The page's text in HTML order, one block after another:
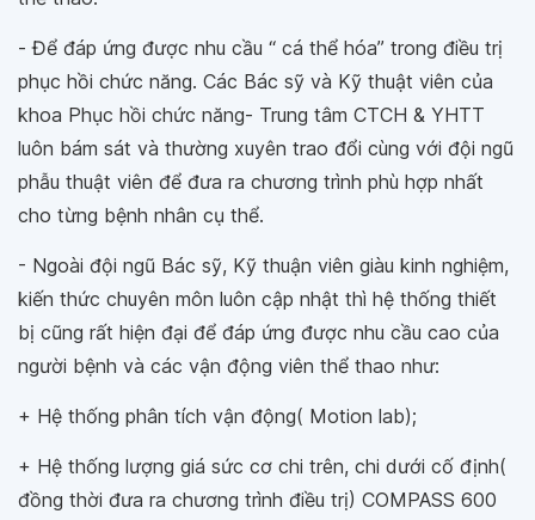
- Để đáp ứng được nhu cầu “ cá thể hóa” trong điều trị
phục hồi chức năng. Các Bác sỹ và Kỹ thuật viên của
khoa Phục hồi chức năng- Trung tâm CTCH & YHTT
luôn bám sát và thường xuyên trao đổi cùng với đội ngũ
phẫu thuật viên để đưa ra chương trình phù hợp nhất
cho từng bệnh nhân cụ thể.
- Ngoài đội ngũ Bác sỹ, Kỹ thuận viên giàu kinh nghiệm,
kiến thức chuyên môn luôn cập nhật thì hệ thống thiết
bị cũng rất hiện đại để đáp ứng được nhu cầu cao của
người bệnh và các vận động viên thể thao như:
+ Hệ thống phân tích vận động( Motion lab);
+ Hệ thống lượng giá sức cơ chi trên, chi dưới cố định(
đồng thời đưa ra chương trình điều trị) COMPASS 600